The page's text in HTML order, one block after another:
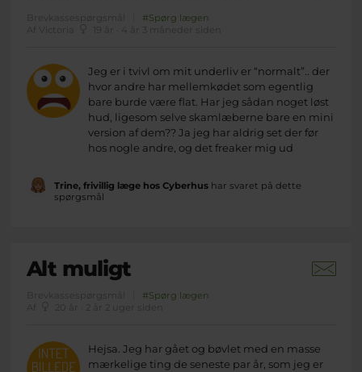
Brevkassespørgsmål
#Spørg lægen
Af Victoria
19 år · 4 år 3 måneder siden
Jeg er i tvivl om mit underliv er “normalt”.. der
hvor andre har mellemkødet som egentlig
bare burde være flat. Har jeg sådan noget løst
hud, ligesom selve skamlæberne bare en mini
version af dem?? Ja jeg har aldrig set der før
hos nogle andre, og det freaker mig ud
Trine, frivillig læge hos Cyberhushar svaret på dette
spørgsmål
Alt muligt
Brevkassespørgsmål
#Spørg lægen
Af
20 år · 2 år 2 uger siden
Hejsa. Jeg har gået og bøvlet med en masse
mærkelige ting de seneste par år, som jeg er